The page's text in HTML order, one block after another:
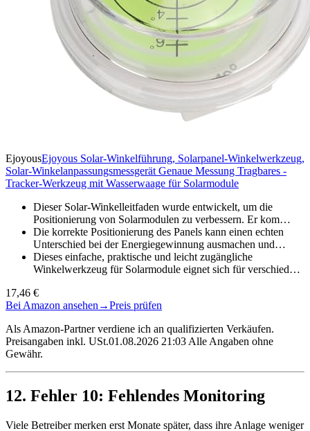
EjoyousEjoyous Solar-Winkelführung, Solarpanel-Winkelwerkzeug,
Solar-Winkelanpassungsmessgerät Genaue Messung Tragbares -
Tracker-Werkzeug mit Wasserwaage für Solarmodule
Dieser Solar-Winkelleitfaden wurde entwickelt, um die
Positionierung von Solarmodulen zu verbessern. Er kom…
Die korrekte Positionierung des Panels kann einen echten
Unterschied bei der Energiegewinnung ausmachen und…
Dieses einfache, praktische und leicht zugängliche
Winkelwerkzeug für Solarmodule eignet sich für verschied…
17,46 €
Bei Amazon ansehen →Preis prüfen
Als Amazon-Partner verdiene ich an qualifizierten Verkäufen.
Preisangaben inkl. USt.01.08.2026 21:03 Alle Angaben ohne
Gewähr.
12. Fehler 10: Fehlendes Monitoring
Viele Betreiber merken erst Monate später, dass ihre Anlage weniger